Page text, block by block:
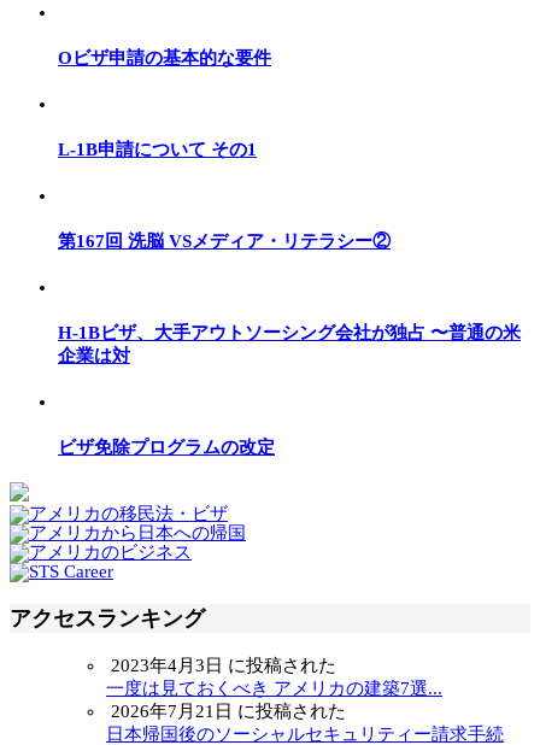
Oビザ申請の基本的な要件
L-1B申請について その1
第167回 洗脳 VSメディア・リテラシー②
H-1Bビザ、大手アウトソーシング会社が独占 〜普通の米
企業は対
ビザ免除プログラムの改定
アクセスランキング
2023年4月3日 に投稿された
一度は見ておくべき アメリカの建築7選...
2026年7月21日 に投稿された
日本帰国後のソーシャルセキュリティー請求手続